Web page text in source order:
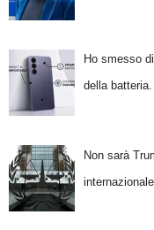
Ho smesso
della
Non sarà
internazionale